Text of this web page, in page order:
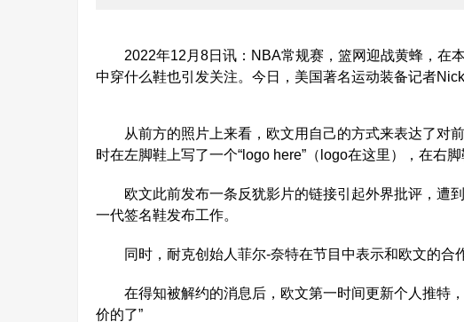
2022年12月8日讯：NBA常规赛，篮网迎战黄蜂，在
中穿什么鞋也引发关注。今日，美国著名运动装备记者
从前方的照片上来看，欧文用自己的方式来表达了对
时在左脚鞋上写了一个“logo here”（logo在这里），在右脚
欧文此前发布一条反犹影片的链接引起外界批评，遭
一代签名鞋发布工作。
同时，耐克创始人菲尔-奈特在节目中表示和欧文的合作
在得知被解约的消息后，欧文第一时间更新个人推特，
价的了”